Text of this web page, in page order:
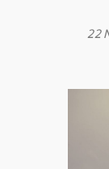
22